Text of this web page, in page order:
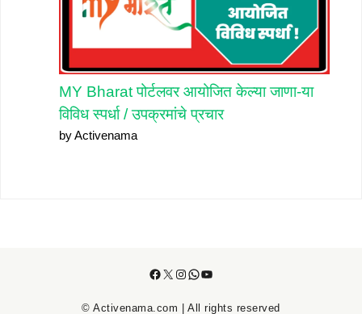
MY Bharat पोर्टलवर आयोजित केल्या जाणा-या
विविध स्पर्धा / उपक्रमांचे प्रचार
by Activenama
Facebook
X Instagram
WhatsApp
YouTube
© Activenama.com | All rights reserved